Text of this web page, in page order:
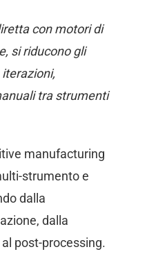
con motori di
si riducono gli
tra strumenti
manufacturing
strumento e
dalla
dalla
post-processing.